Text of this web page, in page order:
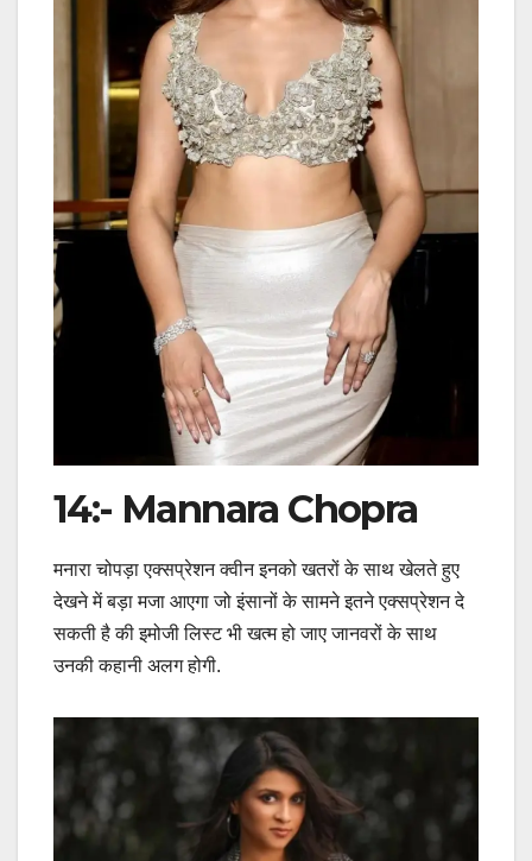
14:- Mannara Chopra
मनारा चोपड़ा एक्सप्रेशन क्वीन इनको खतरों के साथ खेलते हुए
देखने में बड़ा मजा आएगा जो इंसानों के सामने इतने एक्सप्रेशन दे
सकती है की इमोजी लिस्ट भी खत्म हो जाए जानवरों के साथ
उनकी कहानी अलग होगी.